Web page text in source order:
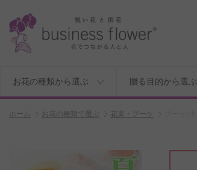
お花の種類から選ぶ 贈る目的から選ぶ
ホーム お花の種類で選ぶ 花束・ブーケ